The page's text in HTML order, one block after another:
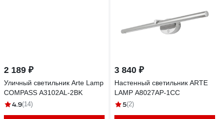
2 189 ₽
Уличный светильник Arte Lamp
COMPASS A3102AL-2BK
4.9(14)
3 840 ₽
Настенный светильник ARTE
LAMP A8027AP-1CC
5(2)